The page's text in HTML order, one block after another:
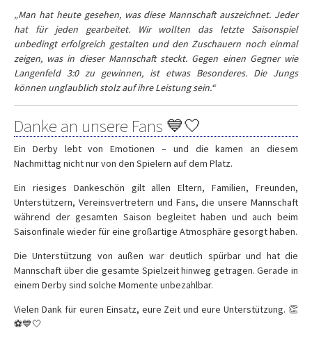
„Man hat heute gesehen, was diese Mannschaft auszeichnet. Jeder
hat für jeden gearbeitet. Wir wollten das letzte Saisonspiel
unbedingt erfolgreich gestalten und den Zuschauern noch einmal
zeigen, was in dieser Mannschaft steckt. Gegen einen Gegner wie
Langenfeld 3:0 zu gewinnen, ist etwas Besonderes. Die Jungs
können unglaublich stolz auf ihre Leistung sein.“
Danke an unsere Fans 💙🤍
Ein Derby lebt von Emotionen – und die kamen an diesem
Nachmittag nicht nur von den Spielern auf dem Platz.
Ein riesiges Dankeschön gilt allen Eltern, Familien, Freunden,
Unterstützern, Vereinsvertretern und Fans, die unsere Mannschaft
während der gesamten Saison begleitet haben und auch beim
Saisonfinale wieder für eine großartige Atmosphäre gesorgt haben.
Die Unterstützung von außen war deutlich spürbar und hat die
Mannschaft über die gesamte Spielzeit hinweg getragen. Gerade in
einem Derby sind solche Momente unbezahlbar.
Vielen Dank für euren Einsatz, eure Zeit und eure Unterstützung. 👏
⚽💙🤍